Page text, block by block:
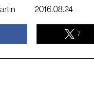
2016.08.24
7